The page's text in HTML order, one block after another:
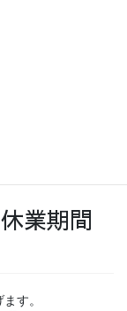
業期間
す。